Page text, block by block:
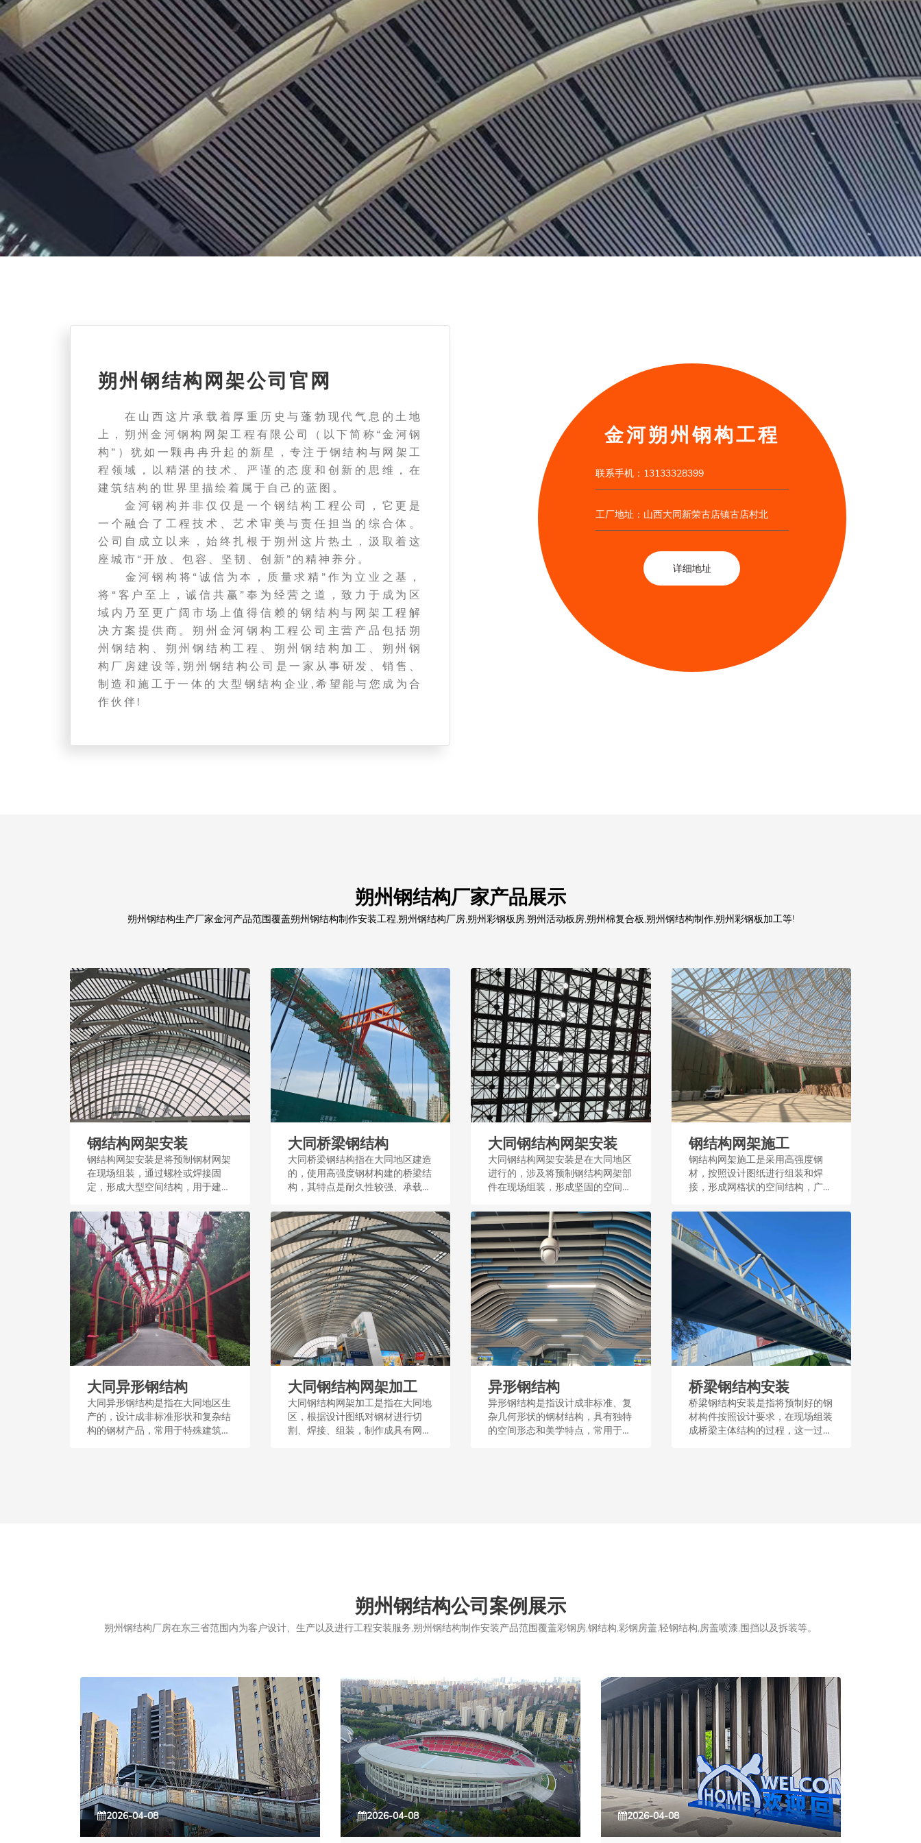
朔州钢结构网架公司官网
在山西这片承载着厚重历史与蓬勃现代气息的土地
上，朔州金河钢构网架工程有限公司（以下简称“金河钢
构”）犹如一颗冉冉升起的新星，专注于钢结构与网架工
程领域，以精湛的技术、严谨的态度和创新的思维，在
建筑结构的世界里描绘着属于自己的蓝图。
金河钢构并非仅仅是一个钢结构工程公司，它更是
一个融合了工程技术、艺术审美与责任担当的综合体。
公司自成立以来，始终扎根于朔州这片热土，汲取着这
座城市“开放、包容、坚韧、创新”的精神养分。
金河钢构将“诚信为本，质量求精”作为立业之基，
将“客户至上，诚信共赢”奉为经营之道，致力于成为区
域内乃至更广阔市场上值得信赖的钢结构与网架工程解
决方案提供商。朔州金河钢构工程公司主营产品包括朔
州钢结构、朔州钢结构工程、朔州钢结构加工、朔州钢
构厂房建设等,朔州钢结构公司是一家从事研发、销售、
制造和施工于一体的大型钢结构企业,希望能与您成为合
作伙伴!
金河朔州钢构工程
联系手机：13133328399
工厂地址：山西大同新荣古店镇古店村北
详细地址
朔州钢结构厂家产品展示
朔州钢结构生产厂家金河产品范围覆盖朔州钢结构制作安装工程,朔州钢结构厂房,朔州彩钢板房,朔州活动板房,朔州棉复合板,朔州钢结构制作,朔州彩钢板加工等!
钢结构网架安装
钢结构网架安装是将预制钢材网架
在现场组装，通过螺栓或焊接固
定，形成大型空间结构，用于建筑
量和精密施工，确保结构稳定和安
全。...
大同桥梁钢结构
大同桥梁钢结构指在大同地区建造
的，使用高强度钢材构建的桥梁结
构，其特点是耐久性较强、承载能
施建设。...
大同钢结构网架安装
大同钢结构网架安装是在大同地区
进行的，涉及将预制钢结构网架部
件在现场组装，形成坚固的空间结
筑。...
钢结构网架施工
钢结构网架施工是采用高强度钢
材，按照设计图纸进行组装和焊
接，形成网格状的空间结构，广泛
过程注重精度和稳定性。...
大同异形钢结构
大同异形钢结构是指在大同地区生
产的，设计成非标准形状和复杂结
构的钢材产品，常用于特殊建筑和
大同钢结构网架加工
大同钢结构网架加工是指在大同地
区，根据设计图纸对钢材进行切
割、焊接、组装，制作成具有网状
异形钢结构
异形钢结构是指设计成非标准、复
杂几何形状的钢材结构，具有独特
的空间形态和美学特点，常用于建
桥梁钢结构安装
桥梁钢结构安装是指将预制好的钢
材构件按照设计要求，在现场组装
成桥梁主体结构的过程，这一过程
朔州钢结构公司案例展示
朔州钢结构厂房在东三省范围内为客户设计、生产以及进行工程安装服务,朔州钢结构制作安装产品范围覆盖彩钢房,钢结构,彩钢房盖,轻钢结构,房盖喷漆,围挡以及拆装等。
2026-04-08 2026-04-08 2026-04-08